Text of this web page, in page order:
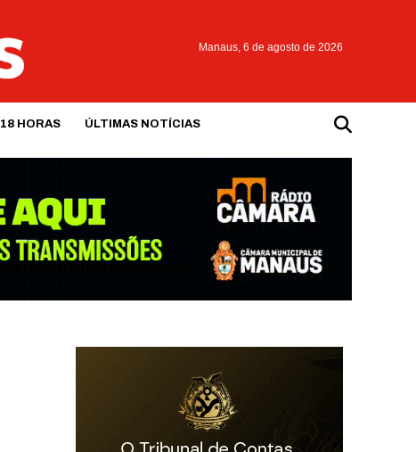
Manaus, 6 de agosto de 2026
18 HORAS ÚLTIMAS NOTÍCIAS